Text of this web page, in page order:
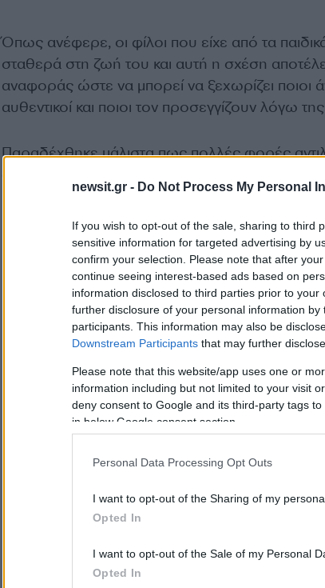
newsit.gr - Do Not Process My Personal
If you wish to opt-out of the sale, sharing to third
sensitive information for targeted advertising by
confirm your selection. Please note that after
continue seeing interest-based ads based on
information disclosed to third parties prior to
further disclosure of your personal information by
participants. This information may also be
Downstream Participants that may further
Please note that this website/app uses one or
information including but not limited to your visit
deny consent to Google and its third-party tags
in below Google consent section.
Personal Data Processing Opt Outs
I want to opt-out of the Sharing of my
Opted In
I want to opt-out of the Sale of my Personal
Opted In
Όπως ανέφερε, οι φίλοι που είχε από τα
σταθερά στη ζωή του και αυτή η σχέση
αναφοράς ώστε να μπορεί να ξεχωρίζει ποιοι
αυθεντικοί και ποιοι τον προσεγγίζουν λόγω
Παραδέχθηκε μάλιστα πως πολλές φορές
έπρεπε να τον ενοχλεί ιδιαίτερα.
«Μπορεί κάποιος να σου μιλήσει επειδή είσαι
ή για οποιονδήποτε άλλο λόγο. Αν εσύ
πρόβλημα είναι δικό σου», εξήγησε
ΔΙΑΦΗΜΙΣΗ